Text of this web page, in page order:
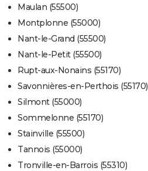
Maulan (55500)
Montplonne (55000)
Nant-le-Grand (55500)
Nant-le-Petit (55500)
Rupt-aux-Nonains (55170)
Savonnières-en-Perthois (55170)
Silmont (55000)
Sommelonne (55170)
Stainville (55500)
Tannois (55000)
Tronville-en-Barrois (55310)